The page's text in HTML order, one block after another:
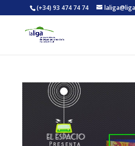
(+34) 93 474 74 74
ACTIVITATS
MÓN
ALBERG